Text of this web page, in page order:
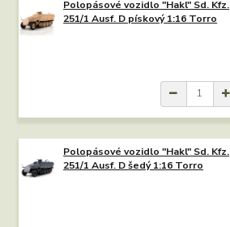
Polopásové vozidlo "Hakl" Sd. Kfz.
251/1 Ausf. D pískový 1:16 Torro
Polopásové vozidlo "Hakl" Sd. Kfz.
251/1 Ausf. D šedý 1:16 Torro